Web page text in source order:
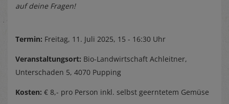
auf deine Fragen!
Termin: Freitag, 11. Juli 2025, 15 - 16:30 Uhr
Veranstaltungsort: Bio-Landwirtschaft Achleitner,
Unterschaden 5, 4070 Pupping
Kosten: € 8,- pro Person inkl. selbst geerntetem Gemüse